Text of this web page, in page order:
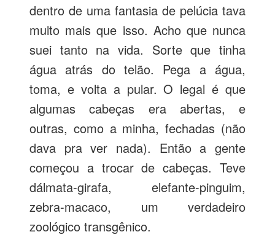
dentro de uma fantasia de pelúcia tava
muito mais que isso. Acho que nunca
suei tanto na vida. Sorte que tinha
água atrás do telão. Pega a água,
toma, e volta a pular. O legal é que
algumas cabeças era abertas, e
outras, como a minha, fechadas (não
dava pra ver nada). Então a gente
começou a trocar de cabeças. Teve
dálmata-girafa, elefante-pinguim,
zebra-macaco, um verdadeiro
zoológico transgênico.